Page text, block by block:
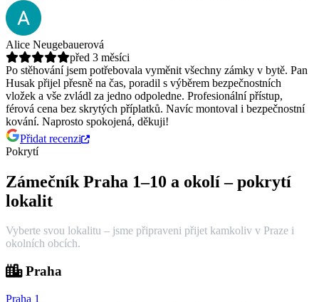
Alice Neugebauerová
před 3 měsíci
Po stěhování jsem potřebovala vyměnit všechny zámky v bytě. Pan
Husak přijel přesně na čas, poradil s výběrem bezpečnostních
vložek a vše zvládl za jedno odpoledne. Profesionální přístup,
férová cena bez skrytých příplatků. Navíc montoval i bezpečnostní
kování. Naprosto spokojená, děkuji!
Přidat recenzi
Pokrytí
Zámečník Praha 1–10 a okolí – pokrytí
lokalit
Vyberte svou lokalitu – jsme připraveni přijet kamkoliv v Praze i
okolních obcích.
Praha
Praha 1